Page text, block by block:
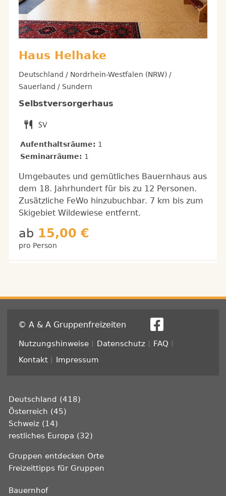
Haus Helhake
Deutschland / Nordrhein-Westfalen (NRW) /
Sauerland / Sundern
Selbstversorgerhaus
Aufenthaltsräume: 1
Seminarräume: 1
Umgebautes und gemütliches Bauernhaus aus
dem 18. Jahrhundert für bis zu 12 Personen.
Zusätzliche FeWo hinzubuchbar. 7 km bis zum
Skigebiet Wildewiese entfernt.
ab 15,00 €
pro Person
© A & A Gruppenfreizeiten
Fußzeile
Nutzungshinweise Datenschutz
FAQ
Kontakt
Impressum
Deutschland (418)
Österreich (45)
Schweiz (14)
restliches Europa (32)
Gruppen entdecken Orte
Freizeittipps für Gruppen
Bauernhof